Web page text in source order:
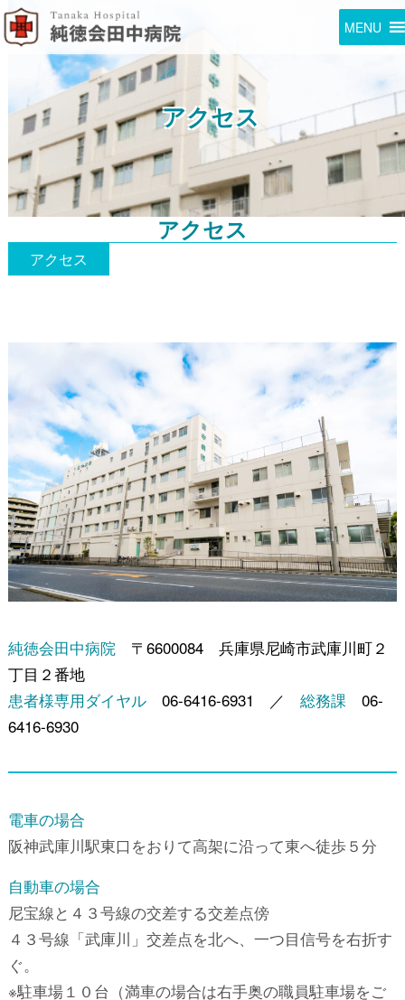
MENU
アクセス
アクセス
アクセス
純徳会田中病院〒6600084 兵庫県尼崎市武庫川町２
丁目２番地
患者様専用ダイヤル06-6416-6931 ／ 総務課 06-
6416-6930
電車の場合
阪神武庫川駅東口をおりて高架に沿って東へ徒歩５分
自動車の場合
尼宝線と４３号線の交差する交差点傍
４３号線「武庫川」交差点を北へ、一つ目信号を右折す
ぐ。
※駐車場１０台（満車の場合は右手奥の職員駐車場をご